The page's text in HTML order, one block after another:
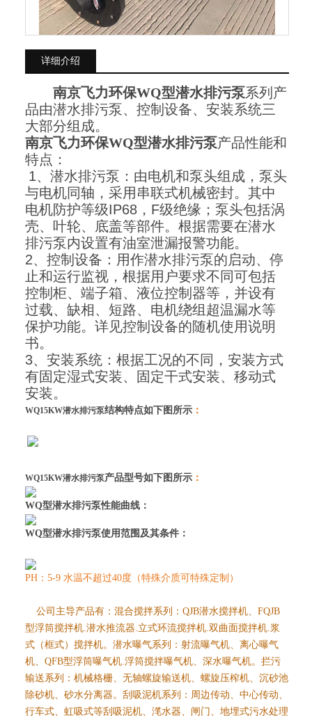
详细介绍
南京飞力环保WQ型潜水排污泵系列产
品由潜水排污泵、控制设备、安装系统三
大部分组成。
南京飞力环保WQ型潜水排污泵产品性能和
特点：
1、潜水排污泵：由电机和泵头组成，泵头
与电机同轴，采用串联式机械密封。其中
电机防护等级IP68， F级绝缘；泵头包括涡
壳、叶轮、底盖等部件。根据需要在潜水
排污泵内设置有油室泄漏报警功能。
2、控制设备：用作潜水排污泵的启动、停
止和运行监视，根据用户要求不同可包括
控制柜、端子箱、液位控制器等，并设有
过载、缺相、短路、电机绕组超温漏水等
保护功能。详见控制设备的随机使用说明
书。
3、安装系统：根据工况的不同，安装方式
有固定湿式安装、固定干式安装、移动式
安装。
WQ15KW潜水排污泵结构特点如下图所示：
WQ15KW潜水排污泵产品型号如下图所示：
WQ型潜水排污泵性能曲线：
WQ型潜水排污泵使用范围及其条件：
PH：5-9 水温不超过40度（特殊介质可特殊定制）
公司主导产品有：混合搅拌系列：QJB潜水搅拌机、FQJB
型浮筒搅拌机.潜水推流器.立式环流搅拌机.双曲面搅拌机.浆
式（框式）搅拌机。潜水曝气系列：射流曝气机、离心曝气
机、QFB型浮筒曝气机.浮筒搅拌曝气机、深水曝气机。拦污
输送系列：机械格栅、无轴螺旋输送机、螺旋压榨机、沉砂池
除砂机、砂水分离器。刮吸泥机系列：周边传动、中心传动、
行车式、虹吸式等刮吸泥机、滗水器、闸门、地埋式污水处理